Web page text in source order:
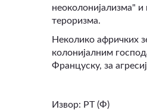
неоколонијализма"
тероризма.
Неколико афричких
колонијалним
Француску, за
Извор: РТ (Ф)